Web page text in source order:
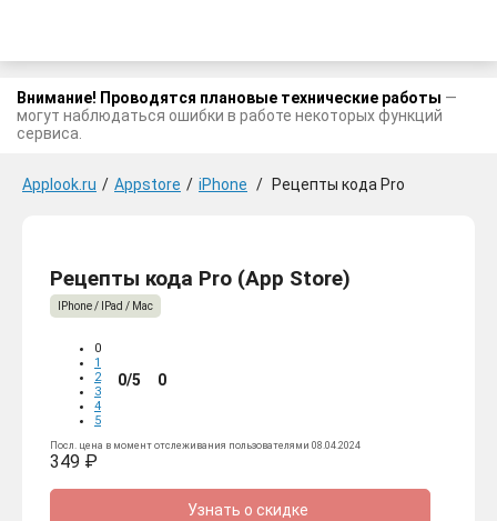
Внимание! Проводятся плановые технические работы —
могут наблюдаться ошибки в работе некоторых функций
сервиса.
Applook.ru / Appstore / iPhone / Рецепты кода Pro
Рецепты кода Pro (App Store)
IPhone / IPad / Mac
0
1
2
3
4
5
0/5 0
Посл. цена в момент отслеживания пользователями 08.04.2024
349 ₽
Узнать о скидке